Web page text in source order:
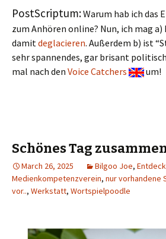
PostScriptum:Warum hab ich das
zum Anhören online? Nun, ich mag
damitdeglacieren. Außerdem b) ist
sehr spannendes, gar brisant
mal nach den Voice Catchers um!
Schönes Tag
March 26, 2025 Bilgoo Joe,
Medienkompetenzverein, nur vorhandene
vor.., Werkstatt, Wortspielpoodle